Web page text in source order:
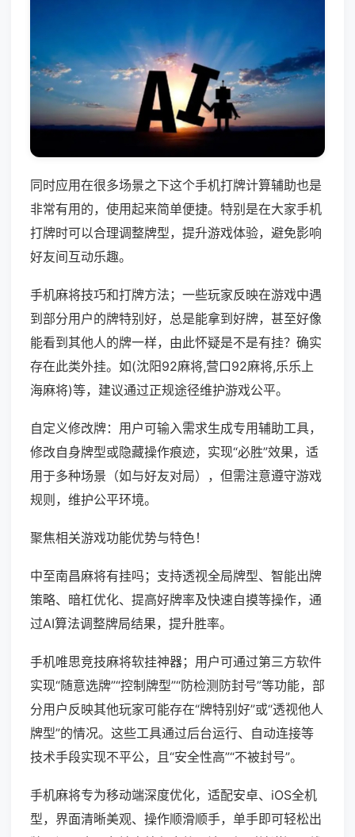
同时应用在很多场景之下这个手机打牌计算辅助也是
非常有用的，使用起来简单便捷。特别是在大家手机
打牌时可以合理调整牌型，提升游戏体验，避免影响
好友间互动乐趣。
手机麻将技巧和打牌方法；一些玩家反映在游戏中遇
到部分用户的牌特别好，总是能拿到好牌，甚至好像
能看到其他人的牌一样，由此怀疑是不是有挂？确实
存在此类外挂。如(沈阳92麻将,营口92麻将,乐乐上
海麻将)等，建议通过正规途径维护游戏公平。
自定义修改牌：用户可输入需求生成专用辅助工具，
修改自身牌型或隐藏操作痕迹，实现“必胜”效果，适
用于多种场景（如与好友对局），但需注意遵守游戏
规则，维护公平环境。
聚焦相关游戏功能优势与特色！
中至南昌麻将有挂吗；支持透视全局牌型、智能出牌
策略、暗杠优化、提高好牌率及快速自摸等操作，通
过AI算法调整牌局结果，提升胜率。
手机唯思竞技麻将软挂神器；用户可通过第三方软件
实现“随意选牌”“控制牌型”“防检测防封号”等功能，部
分用户反映其他玩家可能存在“牌特别好”或“透视他人
牌型”的情况。这些工具通过后台运行、自动连接等
技术手段实现不平公，且“安全性高”“不被封号”。
手机麻将专为移动端深度优化，适配安卓、iOS全机
型，界面清晰美观、操作顺滑顺手，单手即可轻松出